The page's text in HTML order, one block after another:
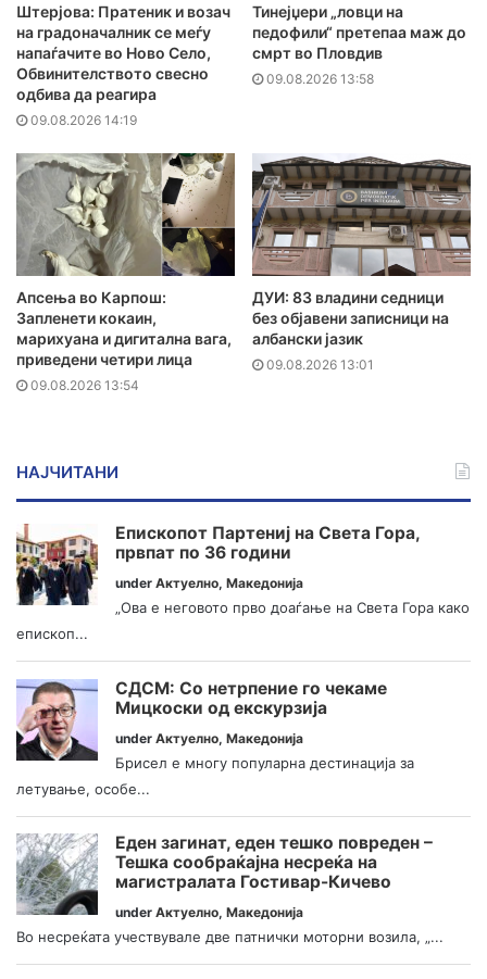
Штерјова: Пратеник и возач
на градоначалник се меѓу
напаѓачите во Ново Село,
Обвинителството свесно
одбива да реагира
09.08.2026 14:19
Тинејџери „ловци на
педофили“ претепаа маж до
смрт во Пловдив
09.08.2026 13:58
Апсења во Карпош:
Запленети кокаин,
марихуана и дигитална вага,
приведени четири лица
09.08.2026 13:54
ДУИ: 83 владини седници
без објавени записници на
албански јазик
09.08.2026 13:01
НАЈЧИТАНИ
Епископот Партениј на Света Гора,
првпат по 36 години
under Актуелно, Македонија
„Ова е неговото прво доаѓање на Света Гора како
епископ...
СДСМ: Со нетрпение го чекаме
Мицкоски од екскурзија
under Актуелно, Македонија
Брисел е многу популарна дестинација за
летување, особе...
Еден загинат, еден тешко повреден –
Тешка сообраќајна несреќа на
магистралата Гостивар-Кичево
under Актуелно, Македонија
Во несреќата учествувале две патнички моторни возила, „...